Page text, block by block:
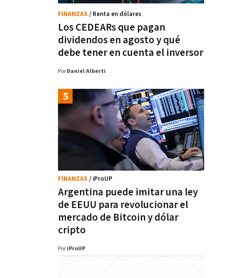
Los CEDEARs que pagan
dividendos en agosto y qué
debe tener en cuenta el inversor
FINANZAS / Renta en dólares
Por Daniel Alberti
Argentina puede imitar una ley
de EEUU para revolucionar el
mercado de Bitcoin y dólar
cripto
FINANZAS / iProUP
Por iProUP